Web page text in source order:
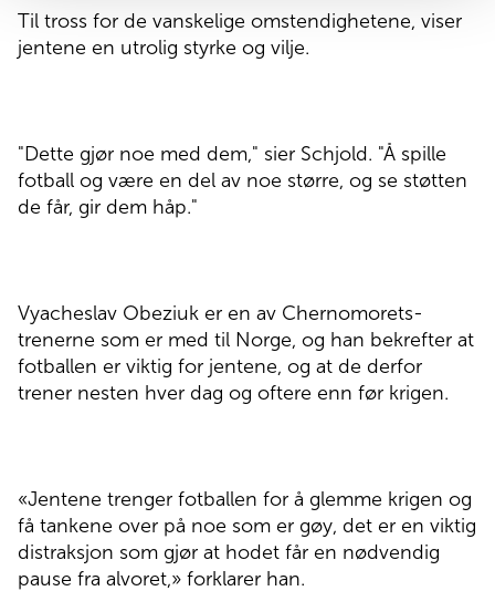
Til tross for de vanskelige omstendighetene, viser
jentene en utrolig styrke og vilje.
"Dette gjør noe med dem," sier Schjold. "Å spille
fotball og være en del av noe større, og se støtten
de får, gir dem håp."
Vyacheslav Obeziuk er en av Chernomorets-
trenerne som er med til Norge, og han bekrefter at
fotballen er viktig for jentene, og at de derfor
trener nesten hver dag og oftere enn før krigen.
«Jentene trenger fotballen for å glemme krigen og
få tankene over på noe som er gøy, det er en viktig
distraksjon som gjør at hodet får en nødvendig
pause fra alvoret,» forklarer han.